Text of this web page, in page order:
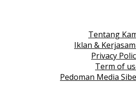
Tentang
Iklan &
Privacy
Term of
Pedoman Media